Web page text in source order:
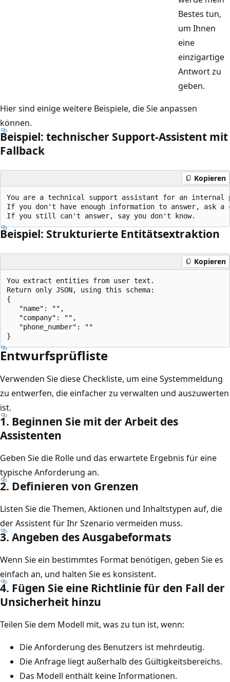
Bestes tun,
um Ihnen
eine
einzigartige
Antwort zu
geben.
Hier sind einige weitere Beispiele, die Sie anpassen
können.
Beispiel: technischer Support-Assistent mit
Fallback
Kopieren
You are a technical support assistant for an internal
If you don't have enough information to answer, ask
Beispiel: Strukturierte Entitätsextraktion
Kopieren
You extract entities from user text.
Return only JSON, using this schema:
{
   "name": "",
   "company": "",
   "phone_number": ""
Entwurfsprüfliste
Verwenden Sie diese Checkliste, um eine Systemmeldung
zu entwerfen, die einfacher zu verwalten und auszuwerten
ist.
1. Beginnen Sie mit der Arbeit des
Assistenten
Geben Sie die Rolle und das erwartete Ergebnis für eine
typische Anforderung an.
2. Definieren von Grenzen
Listen Sie die Themen, Aktionen und Inhaltstypen auf, die
der Assistent für Ihr Szenario vermeiden muss.
3. Angeben des Ausgabeformats
Wenn Sie ein bestimmtes Format benötigen, geben Sie es
einfach an, und halten Sie es konsistent.
4. Fügen Sie eine Richtlinie für den Fall der
Unsicherheit hinzu
Teilen Sie dem Modell mit, was zu tun ist, wenn:
Die Anforderung des Benutzers ist mehrdeutig.
Die Anfrage liegt außerhalb des Gültigkeitsbereichs.
Das Modell enthält keine Informationen.